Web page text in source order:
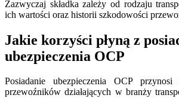
Zazwyczaj składka zależy od rodzaju
ich wartości oraz historii szkodowości
Jakie korzyści płyną z
ubezpieczenia OCP
Posiadanie ubezpieczenia OCP
przewoźników działających w branży